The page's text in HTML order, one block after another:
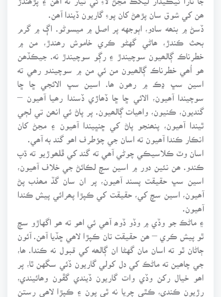
ھن کي شوق سان پڙھڻ کان پوءِ گاريون ڏيندا آھن.
ڏسڻ ۾ بنھه سادو، اٻوجهه پر اصل ۾ ميسوڻو. اڳ ۾ گرم
بحث ڪندڙ، ھاڻي گهڻو ڪري خاموش رھندڙ، من ۾
خطرناڪ ڳالھيون سوچيندڙ ۽ رڳو سوچيندڙ نه. جيڪڏھن
ھو اُھي خطرناڪ ڳالھيون من ئي من ۾ سوچيندو رھي ته
اسين سڀ ڍڪ ۾ رھون ھا. اسين سڀ الائجي ڇا ڇا
سوچيندا آھيون، الائي ڇا ڇا ڏھاڙي ڏسندا رھيا آھيون –
گنديون، ڪنيون، واھيات ڳالھيون. پر پاڻ ئي انھن تي لڄي
ٿيندا آھيون، پنھنجو پاڻ کي ڇنڀيندا آھيون ۽ مڃڻ کان
انڪار ڪندا آھيون ته اسان جي چؤطرف اھو گند به آھي.
اسان وٽ ڪلاسيڪي چوڻي آھي ته گند کي ڦلھوڙيو ته ڌپ
ڪندو. ھن نئين دور ۾ اسين سچ لڪائڻ جي خلاف آھيون،
اسين سڀ حقيقت پسند آھيون، پر ان سان گڏ مھذب پڻ
آھيون، اسين سچ کي، حقيقت کي ڪپڙا پھرائي پيش ڪندا
آھيون.
۽ ماڻڪ جو وڏي ۾ وڏو ڏوھ آھي ئي اھو ته ھو اگهاڙو سچ
ٿو پيش ڪري – ھن حقيقت تان ڪپڙا لاھي ڇڏيا آھن. آئون
ڄاڻان ٿو ته اسان مان گهڻا ان ڳالھه کي قبول نه ڪندا. ھا،
جي چاھين ته ماڻڪ کي دل کولي گاريون ڏئي سگهن ٿا، پر
اھو خيال رکن وڏي وات گاريون ڏيندي گڦون وھائيندي،
رڙيون ڪندي، ڪٿي چريا نه ٿي پون ۽ ڪپڙا لاھي رستن